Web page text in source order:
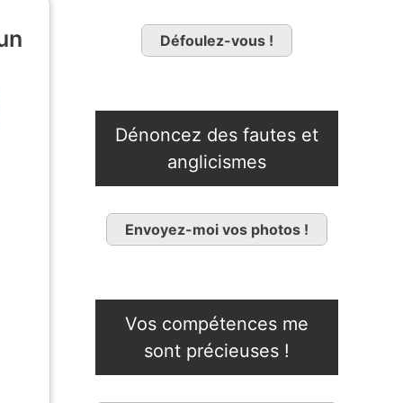
Défoulez-vous !
Dénoncez des fautes et
anglicismes
Envoyez-moi vos photos !
Vos compétences me
sont précieuses !